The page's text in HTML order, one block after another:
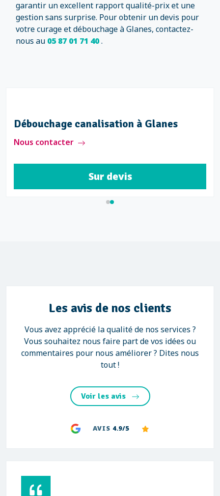
garantir un excellent rapport qualité-prix et une
gestion sans surprise. Pour obtenir un devis pour
votre curage et débouchage à Glanes, contactez-
nous au 05 87 01 71 40.
Débouchage canalisation à Glanes
Nous contacter
Sur devis
Les avis de nos clients
Vous avez apprécié la qualité de nos services ?
Vous souhaitez nous faire part de vos idées ou
commentaires pour nous améliorer ? Dites nous
tout !
Voir les avis
AVIS 4.9/5